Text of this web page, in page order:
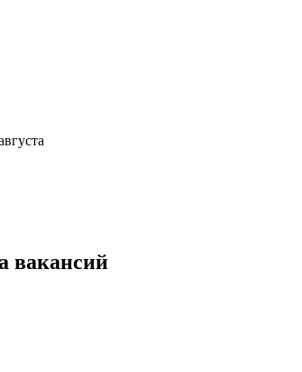
вакансий